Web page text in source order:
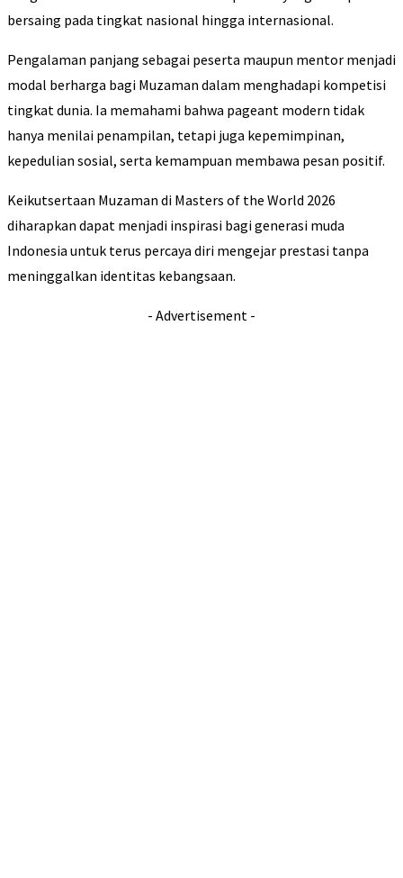
bersaing pada tingkat nasional hingga internasional.
Pengalaman panjang sebagai peserta maupun mentor menjadi
modal berharga bagi Muzaman dalam menghadapi kompetisi
tingkat dunia. Ia memahami bahwa pageant modern tidak
hanya menilai penampilan, tetapi juga kepemimpinan,
kepedulian sosial, serta kemampuan membawa pesan positif.
Keikutsertaan Muzaman di Masters of the World 2026
diharapkan dapat menjadi inspirasi bagi generasi muda
Indonesia untuk terus percaya diri mengejar prestasi tanpa
meninggalkan identitas kebangsaan.
- Advertisement -